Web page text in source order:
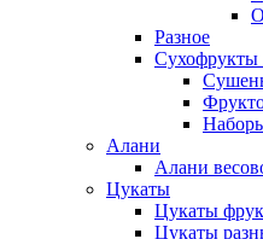
Разное
Сухофрукты
Алани
Алани
Цукаты
Цукаты
Цукаты